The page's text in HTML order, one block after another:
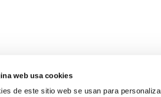
web usa cookies
de este sitio web se usan para